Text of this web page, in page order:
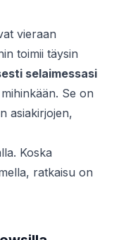
vieraan
toimii täysin
selaimessasi
Se on
asiakirjojen,
Koska
ratkaisu on